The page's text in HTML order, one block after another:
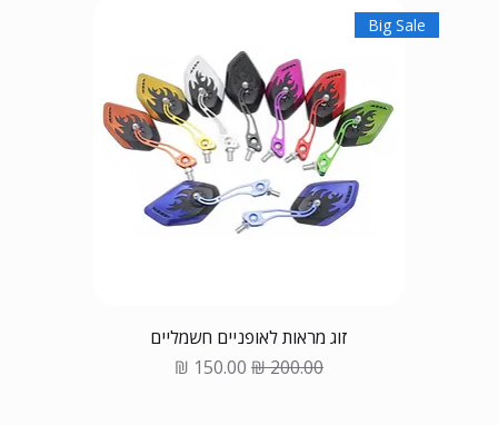
Big Sale
זוג מראות לאופניים חשמליים
Regular Price
Sale Price